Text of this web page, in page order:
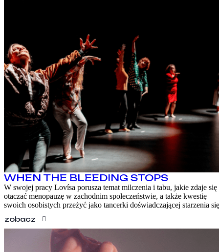
WHEN THE BLEEDING STOPS
W swojej pracy Lovísa porusza temat milczenia i tabu, jakie zdaje się
otaczać menopauzę w zachodnim społeczeństwie, a także kwestię
swoich osobistych przeżyć jako tancerki doświadczającej starzenia
zobacz